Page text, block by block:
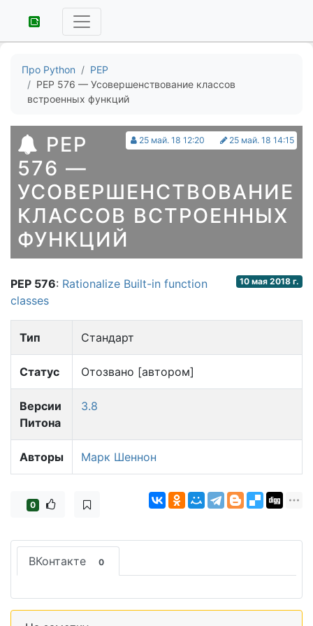
Про Python
PEP
PEP 576 — Усовершенствование классов
встроенных функций
25 май. 18 12:20 25 май. 18 14:15
PEP
576 —
УСОВЕРШЕНСТВОВАНИЕ
КЛАССОВ ВСТРОЕННЫХ
ФУНКЦИЙ
10 мая 2018 г.
PEP 576: Rationalize Built-in function
classes
Тип Стандарт
Статус Отозвано [автором]
Версии
Питона
3.8
Авторы Марк Шеннон
0
ВКонтакте 0